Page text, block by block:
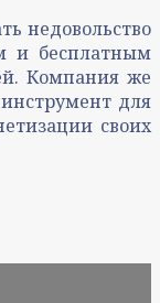
недовольство
и бесплатным
Компания же
для
своих